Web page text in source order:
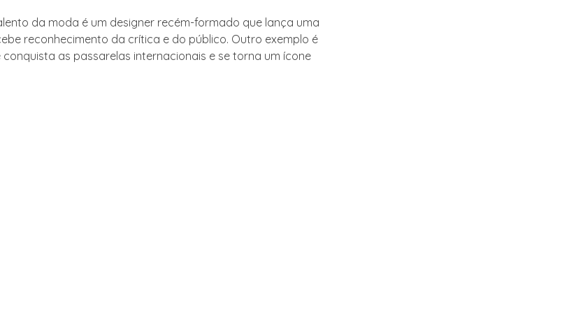
da moda é um designer recém-formado que lança uma
reconhecimento da crítica e do público. Outro exemplo é
as passarelas internacionais e se torna um ícone